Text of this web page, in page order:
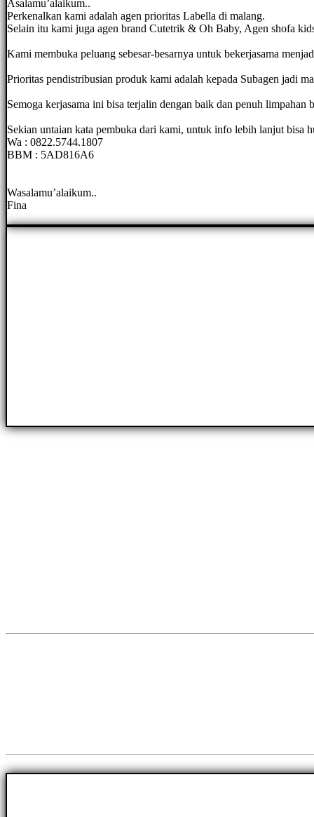
Asalamu’alaikum..
Perkenalkan kami adalah agen prioritas Labella di malang.
Selain itu kami juga agen brand Cutetrik & Oh Baby, Agen shofa
Kami membuka peluang sebesar-besarnya untuk bekerjasama
Prioritas pendistribusian produk kami adalah kepada Subagen jadi
Semoga kerjasama ini bisa terjalin dengan baik dan penuh limpahan
Sekian untaian kata pembuka dari kami, untuk info lebih lanjut bisa
Wa : 0822.5744.1807
BBM : 5AD816A6
Wasalamu’alaikum..
Fina